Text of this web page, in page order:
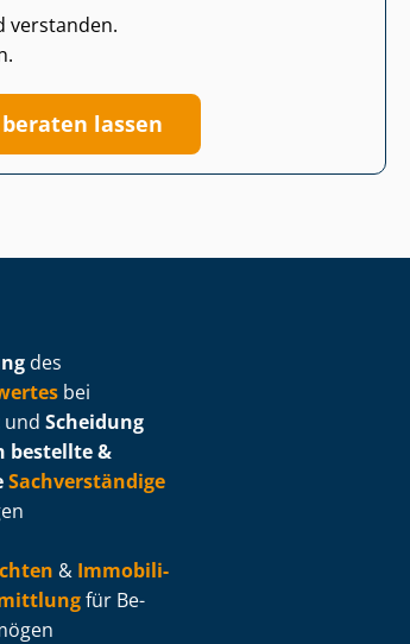
verstanden.
lassen
des
bei
und Scheidung
bestellte &
Sachverständige
& Im­mo­bi­li­
für Be­